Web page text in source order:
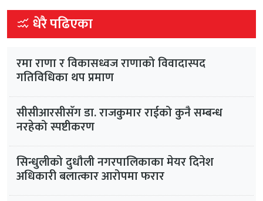
धेरै पढिएका
रमा राणा र विकासध्वज राणाको विवादास्पद
गतिविधिका थप प्रमाण
सीसीआरसीसँग डा. राजकुमार राईको कुनै सम्बन्ध
नरहेको स्पष्टीकरण
सिन्धुलीको दुधौली नगरपालिकाका मेयर दिनेश
अधिकारी बलात्कार आरोपमा फरार